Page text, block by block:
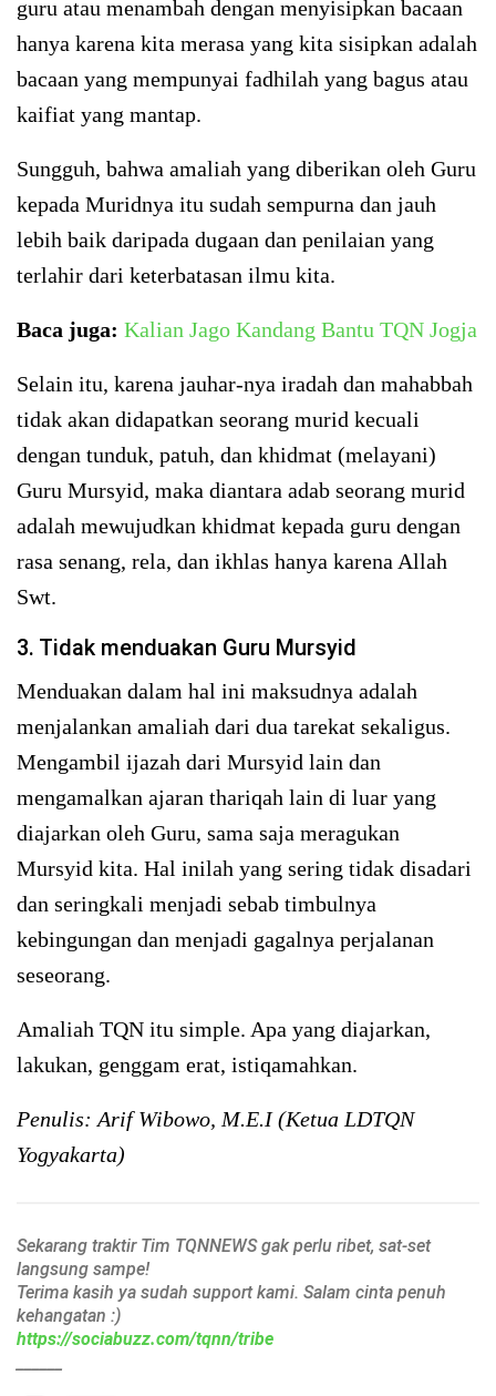
guru atau menambah dengan menyisipkan bacaan
hanya karena kita merasa yang kita sisipkan adalah
bacaan yang mempunyai fadhilah yang bagus atau
kaifiat yang mantap.
Sungguh, bahwa amaliah yang diberikan oleh Guru
kepada Muridnya itu sudah sempurna dan jauh
lebih baik daripada dugaan dan penilaian yang
terlahir dari keterbatasan ilmu kita.
Baca juga: Kalian Jago Kandang Bantu TQN Jogja
Selain itu, karena jauhar-nya iradah dan mahabbah
tidak akan didapatkan seorang murid kecuali
dengan tunduk, patuh, dan khidmat (melayani)
Guru Mursyid, maka diantara adab seorang murid
adalah mewujudkan khidmat kepada guru dengan
rasa senang, rela, dan ikhlas hanya karena Allah
Swt.
3. Tidak menduakan Guru Mursyid
Menduakan dalam hal ini maksudnya adalah
menjalankan amaliah dari dua tarekat sekaligus.
Mengambil ijazah dari Mursyid lain dan
mengamalkan ajaran thariqah lain di luar yang
diajarkan oleh Guru, sama saja meragukan
Mursyid kita. Hal inilah yang sering tidak disadari
dan seringkali menjadi sebab timbulnya
kebingungan dan menjadi gagalnya perjalanan
seseorang.
Amaliah TQN itu simple. Apa yang diajarkan,
lakukan, genggam erat, istiqamahkan.
Penulis: Arif Wibowo, M.E.I (Ketua LDTQN
Yogyakarta)
Sekarang traktir Tim TQNNEWS gak perlu ribet, sat-set
langsung sampe!
Terima kasih ya sudah support kami. Salam cinta penuh
kehangatan :)
https://sociabuzz.com/tqnn/tribe